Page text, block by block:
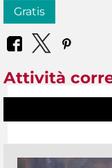
Gratis
Attività